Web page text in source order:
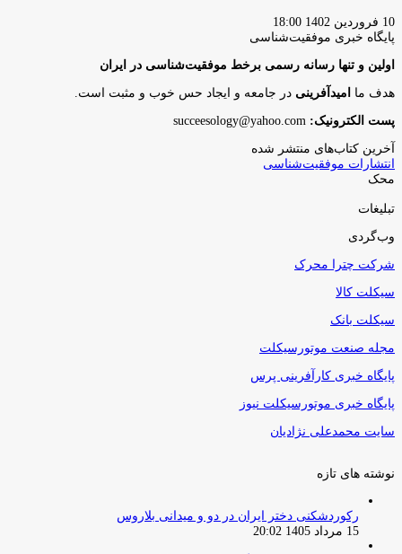
10 فروردین 1402 18:00
پایگاه‌ خبری موفقیت‌شناسی
اولین و تنها رسانه رسمی برخط موفقیت‌شناسی در ایران
هدف ما امیدآفرینی در جامعه و ایجاد حس خوب و مثبت است.
پست الکترونیک:
آخرین کتاب‌های منتشر شده
انتشارات موفقیت‌شناسی
محک
تبلیغات
وب‌گردی
شرکت چترا محرک
سیکلت کالا
سیکلت بانک
مجله صنعت موتورسیکلت
پایگاه خبری کارآفرینی پرس
پایگاه خبری موتورسیکلت نیوز
سایت محمدعلی نژادیان
نوشته های تازه
رکوردشکنی دختر ایران در دو و میدانی بلاروس
15 مرداد 1405 20:02